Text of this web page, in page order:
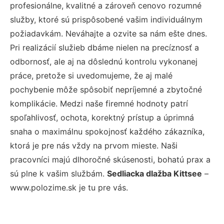
profesionálne, kvalitné a zároveň cenovo rozumné
služby, ktoré sú prispôsobené vašim individuálnym
požiadavkám. Neváhajte a ozvite sa nám ešte dnes.
Pri realizácií služieb dbáme nielen na precíznosť a
odbornosť, ale aj na dôslednú kontrolu vykonanej
práce, pretože si uvedomujeme, že aj malé
pochybenie môže spôsobiť nepríjemné a zbytočné
komplikácie. Medzi naše firemné hodnoty patrí
spoľahlivosť, ochota, korektný prístup a úprimná
snaha o maximálnu spokojnosť každého zákazníka,
ktorá je pre nás vždy na prvom mieste. Naši
pracovníci majú dlhoročné skúsenosti, bohatú prax a
sú plne k vašim službám. Sedliacka dlažba Kittsee –
www.polozime.sk je tu pre vás.